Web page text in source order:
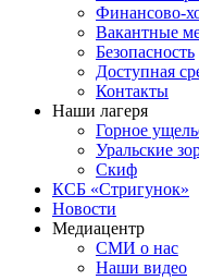
Финансово-
Вакантные
Безопасность
Доступная
Контакты
Наши лагеря
Горное
Уральские
Скиф
КСБ «Стригунок»
Новости
Медиацентр
СМИ о нас
Наши видео